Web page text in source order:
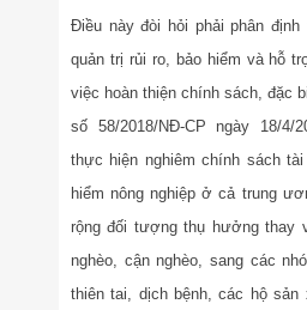
Điều này đòi hỏi phải phân
quản trị rủi ro, bảo hiểm và hỗ
việc hoàn thiện chính sách, đặc
số 58/2018/NĐ-CP ngày 18/4/
thực hiện nghiêm chính sách
hiểm nông nghiệp ở cả trung
rộng đối tượng thụ hưởng thay
nghèo, cận nghèo, sang các
thiên tai, dịch bệnh, các hộ sản